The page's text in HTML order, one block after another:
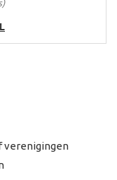
verenigingen